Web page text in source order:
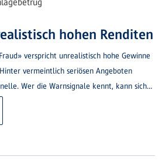
hohen Renditen
verspricht unrealistisch hohe Gewinne
vermeintlich seriösen Angeboten
Wer die Warnsignale kennt, kann sich